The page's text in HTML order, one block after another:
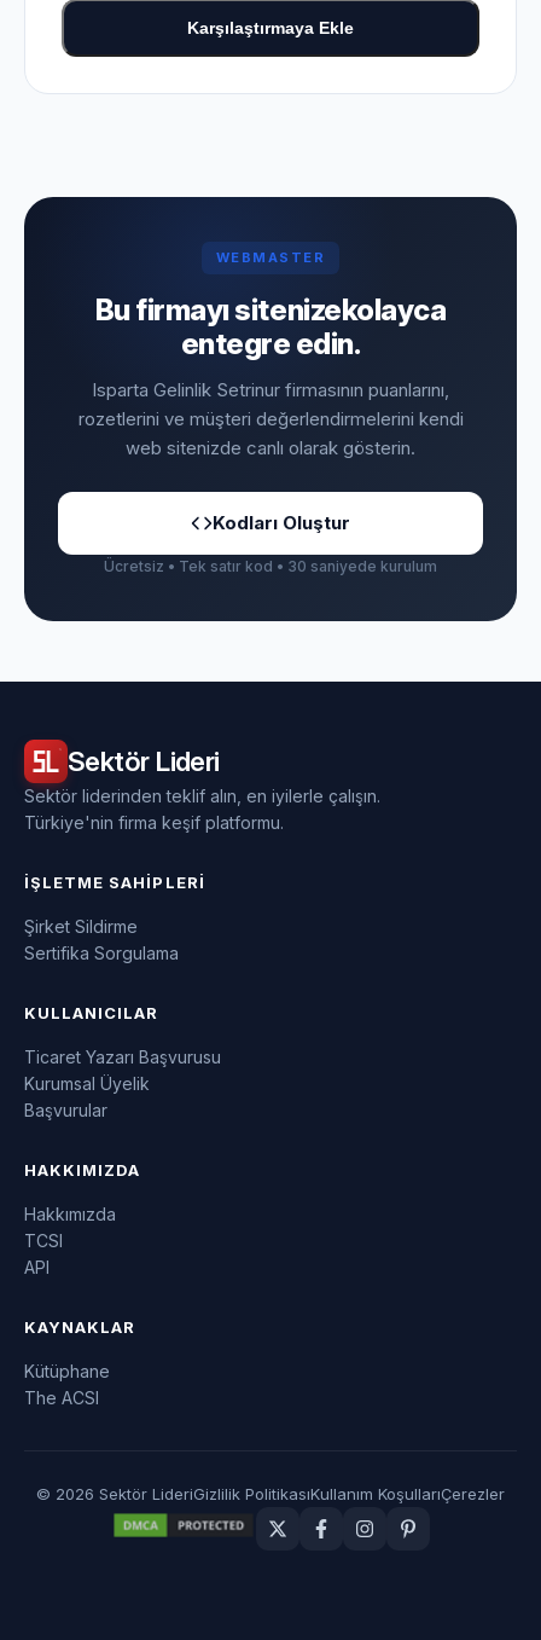
Karşılaştırmaya Ekle
WEBMASTER
Bu firmayı sitenizekolayca
entegre edin.
Isparta Gelinlik Setrinur firmasının puanlarını,
rozetlerini ve müşteri değerlendirmelerini kendi
web sitenizde canlı olarak gösterin.
Kodları Oluştur
Ücretsiz • Tek satır kod • 30 saniyede kurulum
Sektör Lideri
Sektör liderinden teklif alın, en iyilerle çalışın.
Türkiye'nin firma keşif platformu.
İŞLETME SAHIPLERI
Şirket Sildirme
Sertifika Sorgulama
KULLANICILAR
Ticaret Yazarı Başvurusu
Kurumsal Üyelik
Başvurular
HAKKIMIZDA
Hakkımızda
TCSI
API
KAYNAKLAR
Kütüphane
The ACSI
© 2026 Sektör LideriGizlilik PolitikasıKullanım KoşullarıÇerezler